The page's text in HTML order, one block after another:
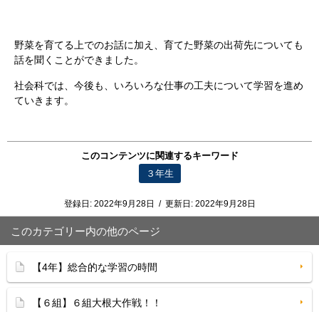
野菜を育てる上でのお話に加え、育てた野菜の出荷先についても
話を聞くことができました。
社会科では、今後も、いろいろな仕事の工夫について学習を進め
ていきます。
このコンテンツに関連するキーワード
３年生
登録日: 2022年9月28日 / 更新日: 2022年9月28日
このカテゴリー内の他のページ
【4年】総合的な学習の時間
【６組】６組大根大作戦！！